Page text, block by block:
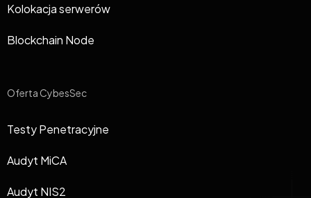
Kolokacja serwerów
Blockchain Node
Oferta CybesSec
Testy Penetracyjne
Audyt MiCA
Audyt NIS2